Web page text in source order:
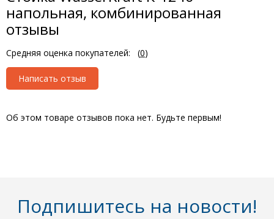
напольная, комбинированная
отзывы
Средняя оценка покупателей: (0)
Написать отзыв
Об этом товаре отзывов пока нет. Будьте первым!
Подпишитесь на новости!